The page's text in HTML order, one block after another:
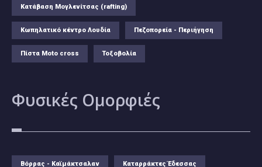
Κατάβαση Μογλενίτσας (rafting)
Κωπηλατικό κέντρο Λουδία Πεζοπορεία - Περιήγηση
Πίστα Moto cross Τοξοβολία
Φυσικές Ομορφιές
Βόρρας - Καϊμάκτσαλαν Καταρράκτες Έδεσσας